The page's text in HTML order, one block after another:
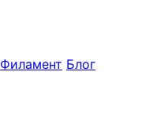
Филамент Блог